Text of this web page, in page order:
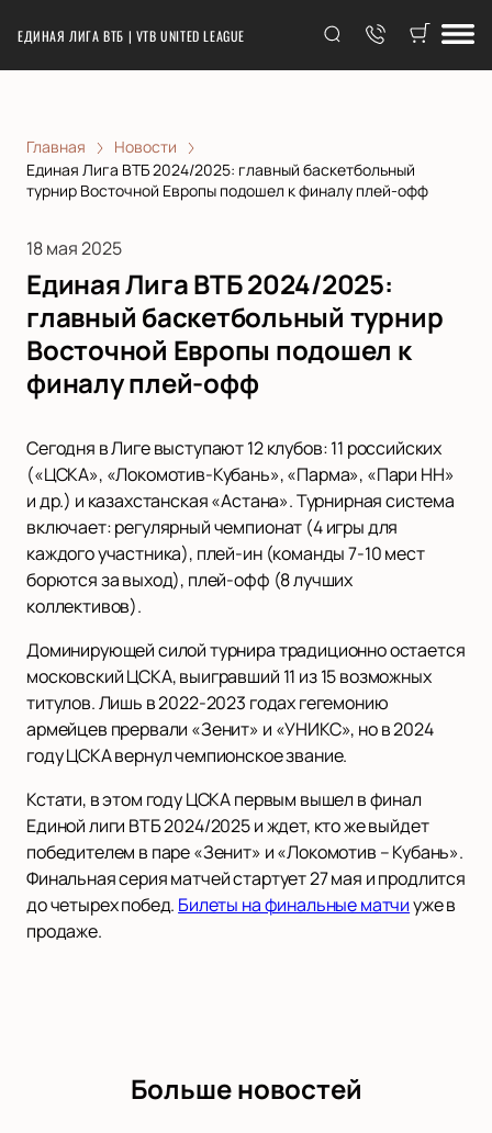
ЕДИНАЯ ЛИГА ВТБ | VTB UNITED LEAGUE
Главная
Новости
Единая Лига ВТБ 2024/2025: главный баскетбольный
турнир Восточной Европы подошел к финалу плей-офф
18 мая 2025
Единая Лига ВТБ 2024/2025:
главный баскетбольный турнир
Восточной Европы подошел к
финалу плей-офф
Сегодня в Лиге выступают 12 клубов: 11 российских
(«ЦСКА», «Локомотив-Кубань», «Парма», «Пари НН»
и др.) и казахстанская «Астана». Турнирная система
включает: регулярный чемпионат (4 игры для
каждого участника), плей-ин (команды 7-10 мест
борются за выход), плей-офф (8 лучших
коллективов).
Доминирующей силой турнира традиционно остается
московский ЦСКА, выигравший 11 из 15 возможных
титулов. Лишь в 2022-2023 годах гегемонию
армейцев прервали «Зенит» и «УНИКС», но в 2024
году ЦСКА вернул чемпионское звание.
Кстати, в этом году ЦСКА первым вышел в финал
Единой лиги ВТБ 2024/2025 и ждет, кто же выйдет
победителем в паре «Зенит» и «Локомотив – Кубань».
Финальная серия матчей стартует 27 мая и продлится
до четырех побед. Билеты на финальные матчиуже в
продаже.
Больше новостей